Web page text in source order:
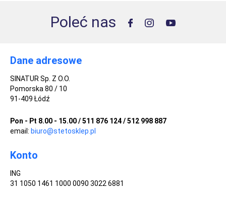
Poleć nas
Dane adresowe
SINATUR Sp. Z O.O.
Pomorska 80 / 10
91-409 Łódź
Pon - Pt 8.00 - 15.00 / 511 876 124 / 512 998 887
email: biuro@stetosklep.pl
Konto
ING
31 1050 1461 1000 0090 3022 6881